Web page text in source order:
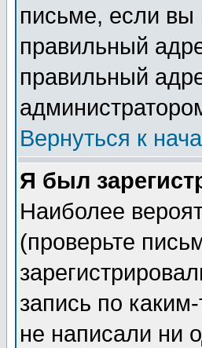
письме, если вы
правильный
правильный
Вернуться к
Я был
Наиболее
(проверьте
запись по
не написали ни